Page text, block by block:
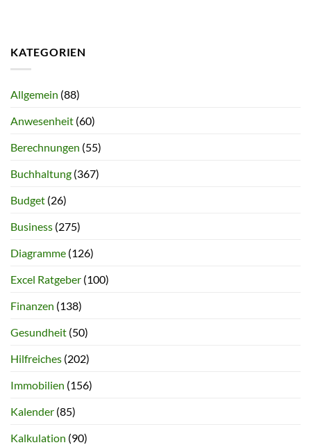
KATEGORIEN
Allgemein (88)
Anwesenheit (60)
Berechnungen (55)
Buchhaltung (367)
Budget (26)
Business (275)
Diagramme (126)
Excel Ratgeber (100)
Finanzen (138)
Gesundheit (50)
Hilfreiches (202)
Immobilien (156)
Kalender (85)
Kalkulation (90)